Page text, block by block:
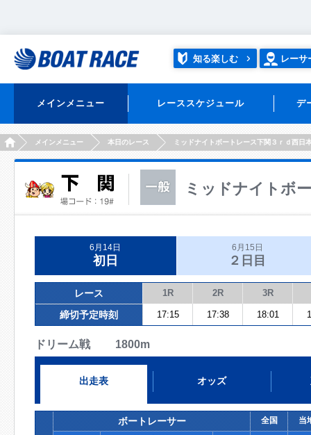
知る楽しむ レーサ
メインメニュー レーススケジュール デ
HOMEメインメニュー 本日のレース ミッドナイトボートレース下関３ｒｄ西日
ミッドナイトボ
6月14日
初日
6月15日
２日目
レース 1R 2R 3R
締切予定時刻 17:15 17:38 18:01
ドリーム戦 1800m
出走表 オッズ
ボートレーサー 全国 当